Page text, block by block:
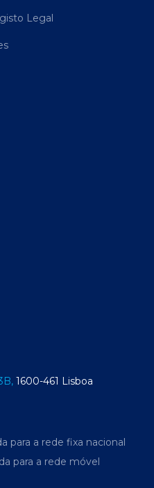
Legal
1600-461 Lisboa
para a rede fixa nacional
para a rede móvel